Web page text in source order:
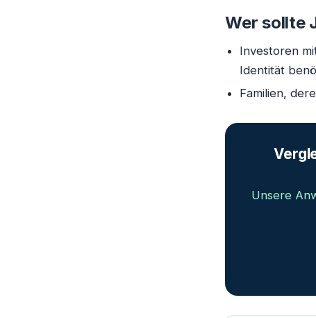
Wer sollte
Investoren
Identität
Familien,
Unsere